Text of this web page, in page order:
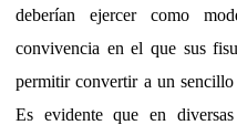
deberían ejercer como
convivencia en el que sus
permitir convertir a un
Es evidente que en